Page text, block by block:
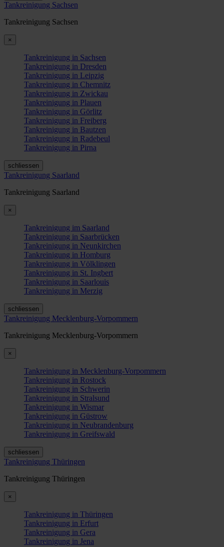
Tankreinigung Sachsen
Tankreinigung Sachsen
×
Tankreinigung in Sachsen
Tankreinigung in Dresden
Tankreinigung in Leipzig
Tankreinigung in Chemnitz
Tankreinigung in Zwickau
Tankreinigung in Plauen
Tankreinigung in Görlitz
Tankreinigung in Freiberg
Tankreinigung in Bautzen
Tankreinigung in Radebeul
Tankreinigung in Pirna
schliessen
Tankreinigung Saarland
Tankreinigung Saarland
×
Tankreinigung im Saarland
Tankreinigung in Saarbrücken
Tankreinigung in Neunkirchen
Tankreinigung in Homburg
Tankreinigung in Völklingen
Tankreinigung in St. Ingbert
Tankreinigung in Saarlouis
Tankreinigung in Merzig
schliessen
Tankreinigung Mecklenburg-Vorpommern
Tankreinigung Mecklenburg-Vorpommern
×
Tankreinigung in Mecklenburg-Vorpommern
Tankreinigung in Rostock
Tankreinigung in Schwerin
Tankreinigung in Stralsund
Tankreinigung in Wismar
Tankreinigung in Güstrow
Tankreinigung in Neubrandenburg
Tankreinigung in Greifswald
schliessen
Tankreinigung Thüringen
Tankreinigung Thüringen
×
Tankreinigung in Thüringen
Tankreinigung in Erfurt
Tankreinigung in Gera
Tankreinigung in Jena